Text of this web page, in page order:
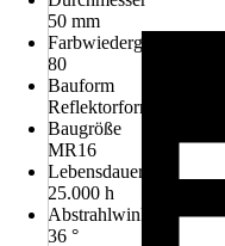
50 mm
Farbwiedergabe (Ra)
80
Bauform
Reflektorform
Baugröße
MR16
Lebensdauer
25.000 h
Abstrahlwinkel
36 °